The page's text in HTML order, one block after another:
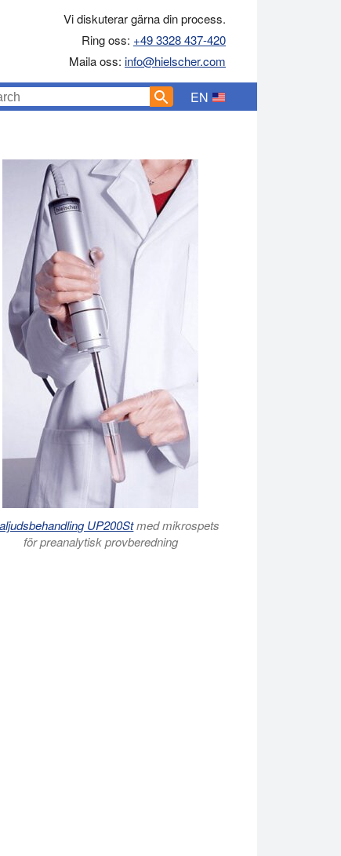
Vi diskuterar gärna din process.
Ring oss: +49 3328 437-420
Maila oss: info@hielscher.com
EN
UP200Stmed mikrospets
för preanalytisk provberedning